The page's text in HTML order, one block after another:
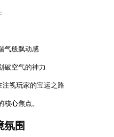
气般飘动感
破空气的神力
注视玩家的宝运之路
心焦点。
氛围